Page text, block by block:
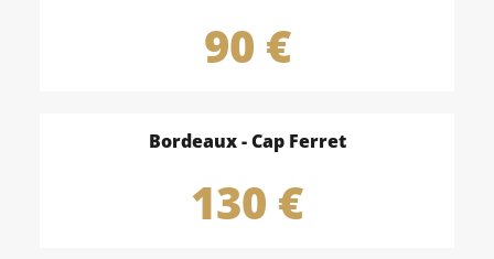
90 €
Bordeaux - Cap Ferret
130 €